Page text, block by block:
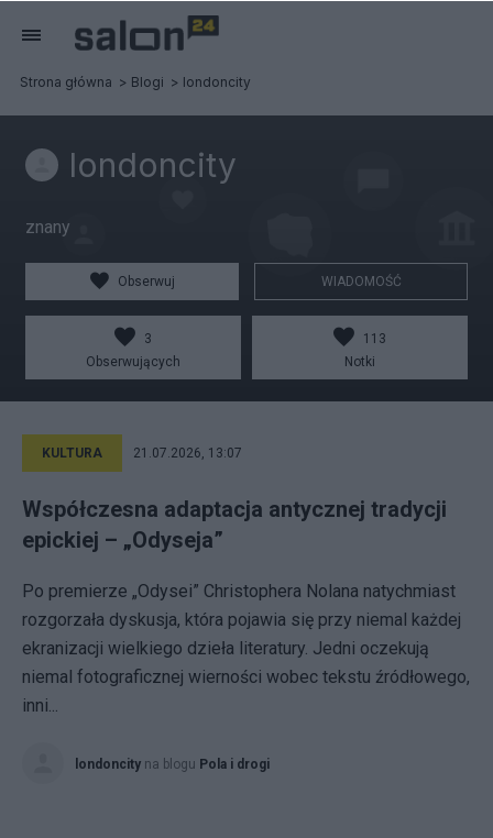
Strona główna Blogi londoncity
londoncity
znany
Obserwuj WIADOMOŚĆ
3
Obserwujących
113
Notki
KULTURA 21.07.2026, 13:07
Współczesna adaptacja antycznej tradycji
epickiej – „Odyseja”
Po premierze „Odysei” Christophera Nolana natychmiast
rozgorzała dyskusja, która pojawia się przy niemal każdej
ekranizacji wielkiego dzieła literatury. Jedni oczekują
niemal fotograficznej wierności wobec tekstu źródłowego,
inni...
londoncity na blogu Pola i drogi